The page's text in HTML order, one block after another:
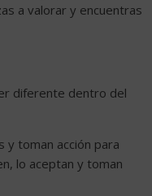
a valorar y encuentras
diferente dentro del
y toman acción para
lo aceptan y toman